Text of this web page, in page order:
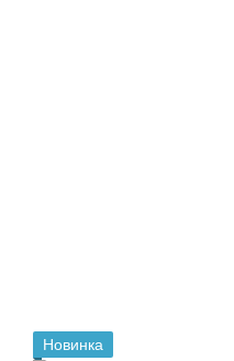
Новинка